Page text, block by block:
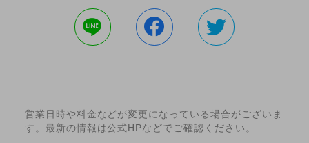
営業日時や料金などが変更になっている場合がございま
す。最新の情報は公式HPなどでご確認ください。